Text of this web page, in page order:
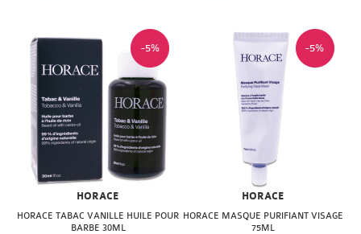
DIET
THERALICA
URGO
-5%
HORACE
HORACE TABAC VANILLE HUILE POUR
BARBE 30ML
-5%
HORACE
HORACE MASQUE PURIFIANT VISAGE
75ML